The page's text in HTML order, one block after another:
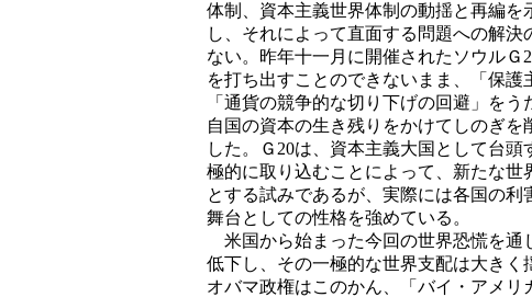
体制、資本主義世界体制の動揺と再編を
し、それによって直面する問題への解決
ない。昨年十一月に開催されたソウルＧ
を打ち出すことのできないまま、「保護
「通貨の競争的な切り下げの回避」を
自国の資本の生き残りをかけてしのぎを
した。Ｇ20は、資本主義大国として台
極的に取り込むことによって、新たな世
とする試みであるが、実際には各国の利
舞台としての性格を強めている。
米国から始まった今回の世界恐慌を通
低下し、その一極的な世界支配は大きく
オバマ政権はこのかん、「バイ・アメリ